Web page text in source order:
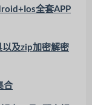
全套APP
及zip加密解密
合